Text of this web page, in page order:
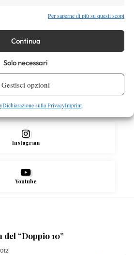
Per saperne di più su questi scopi
Continua
Solo necessari
Gestisci opzioni
Dichiarazione sulla PrivacyImprint
Facebook
X
Instagram
Youtube
del “Doppio 10”